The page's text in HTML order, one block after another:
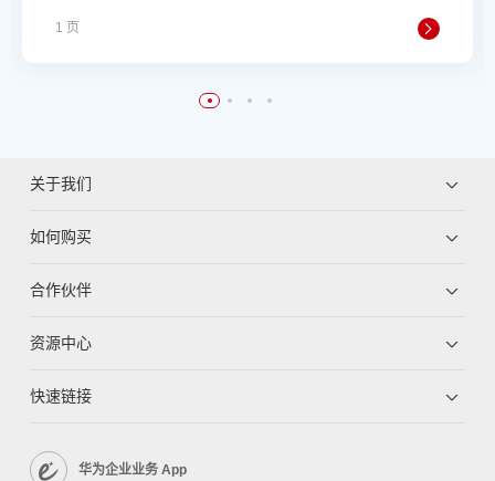
1 页
关于我们
如何购买
合作伙伴
资源中心
快速链接
华为企业业务 App